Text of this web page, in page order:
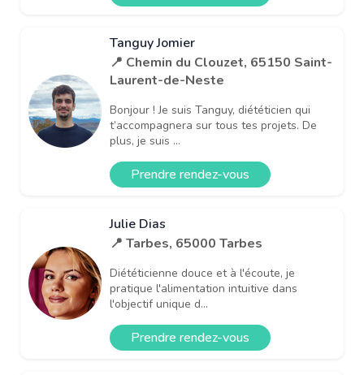
Tanguy Jomier
📍 Chemin du Clouzet, 65150 Saint-
Laurent-de-Neste
Bonjour ! Je suis Tanguy, diététicien qui
t’accompagnera sur tous tes projets. De
plus, je suis ...
Prendre rendez-vous
Julie Dias
📍 Tarbes, 65000 Tarbes
Diététicienne douce et à l'écoute, je
pratique l'alimentation intuitive dans
l'objectif unique d...
Prendre rendez-vous